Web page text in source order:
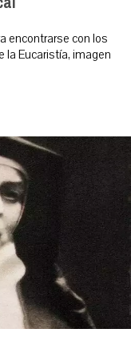
encontrarse con los
la Eucaristía, imagen